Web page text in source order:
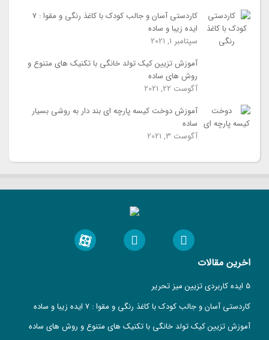
کاردستی آسان و جالب کودک با کاغذ رنگی و مقوا : 7
ایده زیبا و ساده
سپتامبر 1, 2021
آموزش تزیین کیک تولد خانگی با تکنیک های متنوع و
روش های ساده
آگوست 22, 2021
آموزش دوخت کیسه پارچه ای بند دار به روشی بسیار
ساده
آگوست 3, 2021
اخرین مقالات
5 ایده کاربردی تزیین میز تحریر
کاردستی آسان و جالب کودک با کاغذ رنگی و مقوا : 7 ایده زیبا و ساده
آموزش تزیین کیک تولد خانگی با تکنیک های متنوع و روش های ساده